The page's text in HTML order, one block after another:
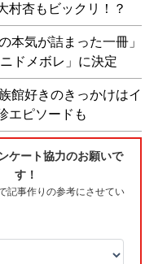
村杏もビックリ！？
本気が詰まった一冊」
ドメボレ」に決定
館好きのきっかけはイ
エピソードも